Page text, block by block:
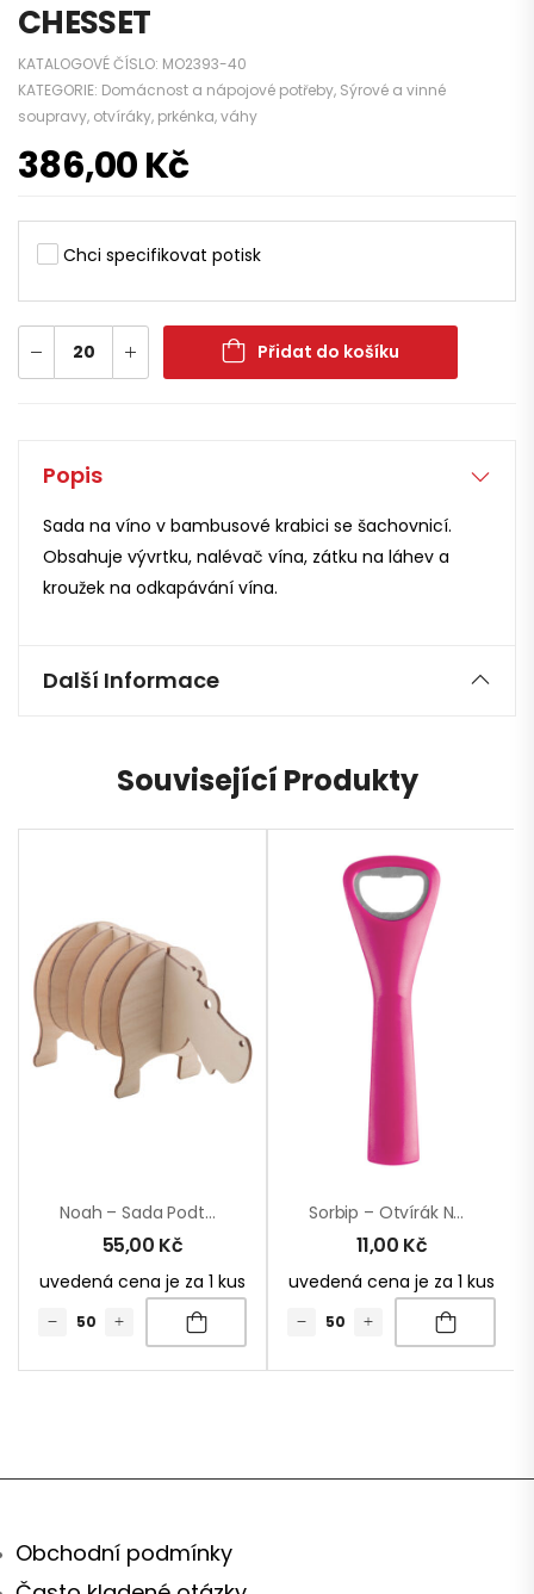
CHESSET
KATALOGOVÉ ČÍSLO: MO2393-40
KATEGORIE: Domácnost a nápojové potřeby, Sýrové a vinné
soupravy, otvíráky, prkénka, váhy
386,00Kč
Chci specifikovat potisk
Přidat do košíku
Popis
Sada na víno v bambusové krabici se šachovnicí.
Obsahuje vývrtku, nalévač vína, zátku na láhev a
kroužek na odkapávání vína.
Další Informace
Související Produkty
Noah – Sada Podtácků
55,00 Kč
uvedená cena je za 1 kus
Sorbip – Otvírák Na Láhve
11,00 Kč
uvedená cena je za 1 kus
Obchodní podmínky